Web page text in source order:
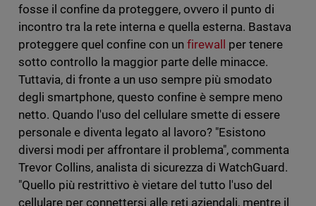
fosse il confine da proteggere, ovvero il punto di
incontro tra la rete interna e quella esterna. Bastava
proteggere quel confine con un firewall per tenere
sotto controllo la maggior parte delle minacce.
Tuttavia, di fronte a un uso sempre più smodato
degli smartphone, questo confine è sempre meno
netto. Quando l'uso del cellulare smette di essere
personale e diventa legato al lavoro? "Esistono
diversi modi per affrontare il problema", commenta
Trevor Collins, analista di sicurezza di WatchGuard.
"Quello più restrittivo è vietare del tutto l'uso del
cellulare per connettersi alle reti aziendali, mentre il